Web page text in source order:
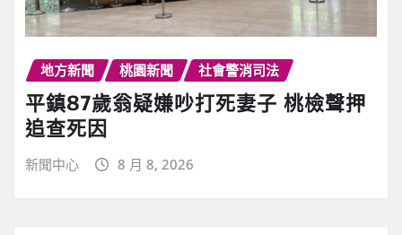
地方新聞 桃園新聞 社會警消司法
平鎮87歲翁疑嫌吵打死妻子 桃檢聲押
追查死因
新聞中心 8 月 8, 2026